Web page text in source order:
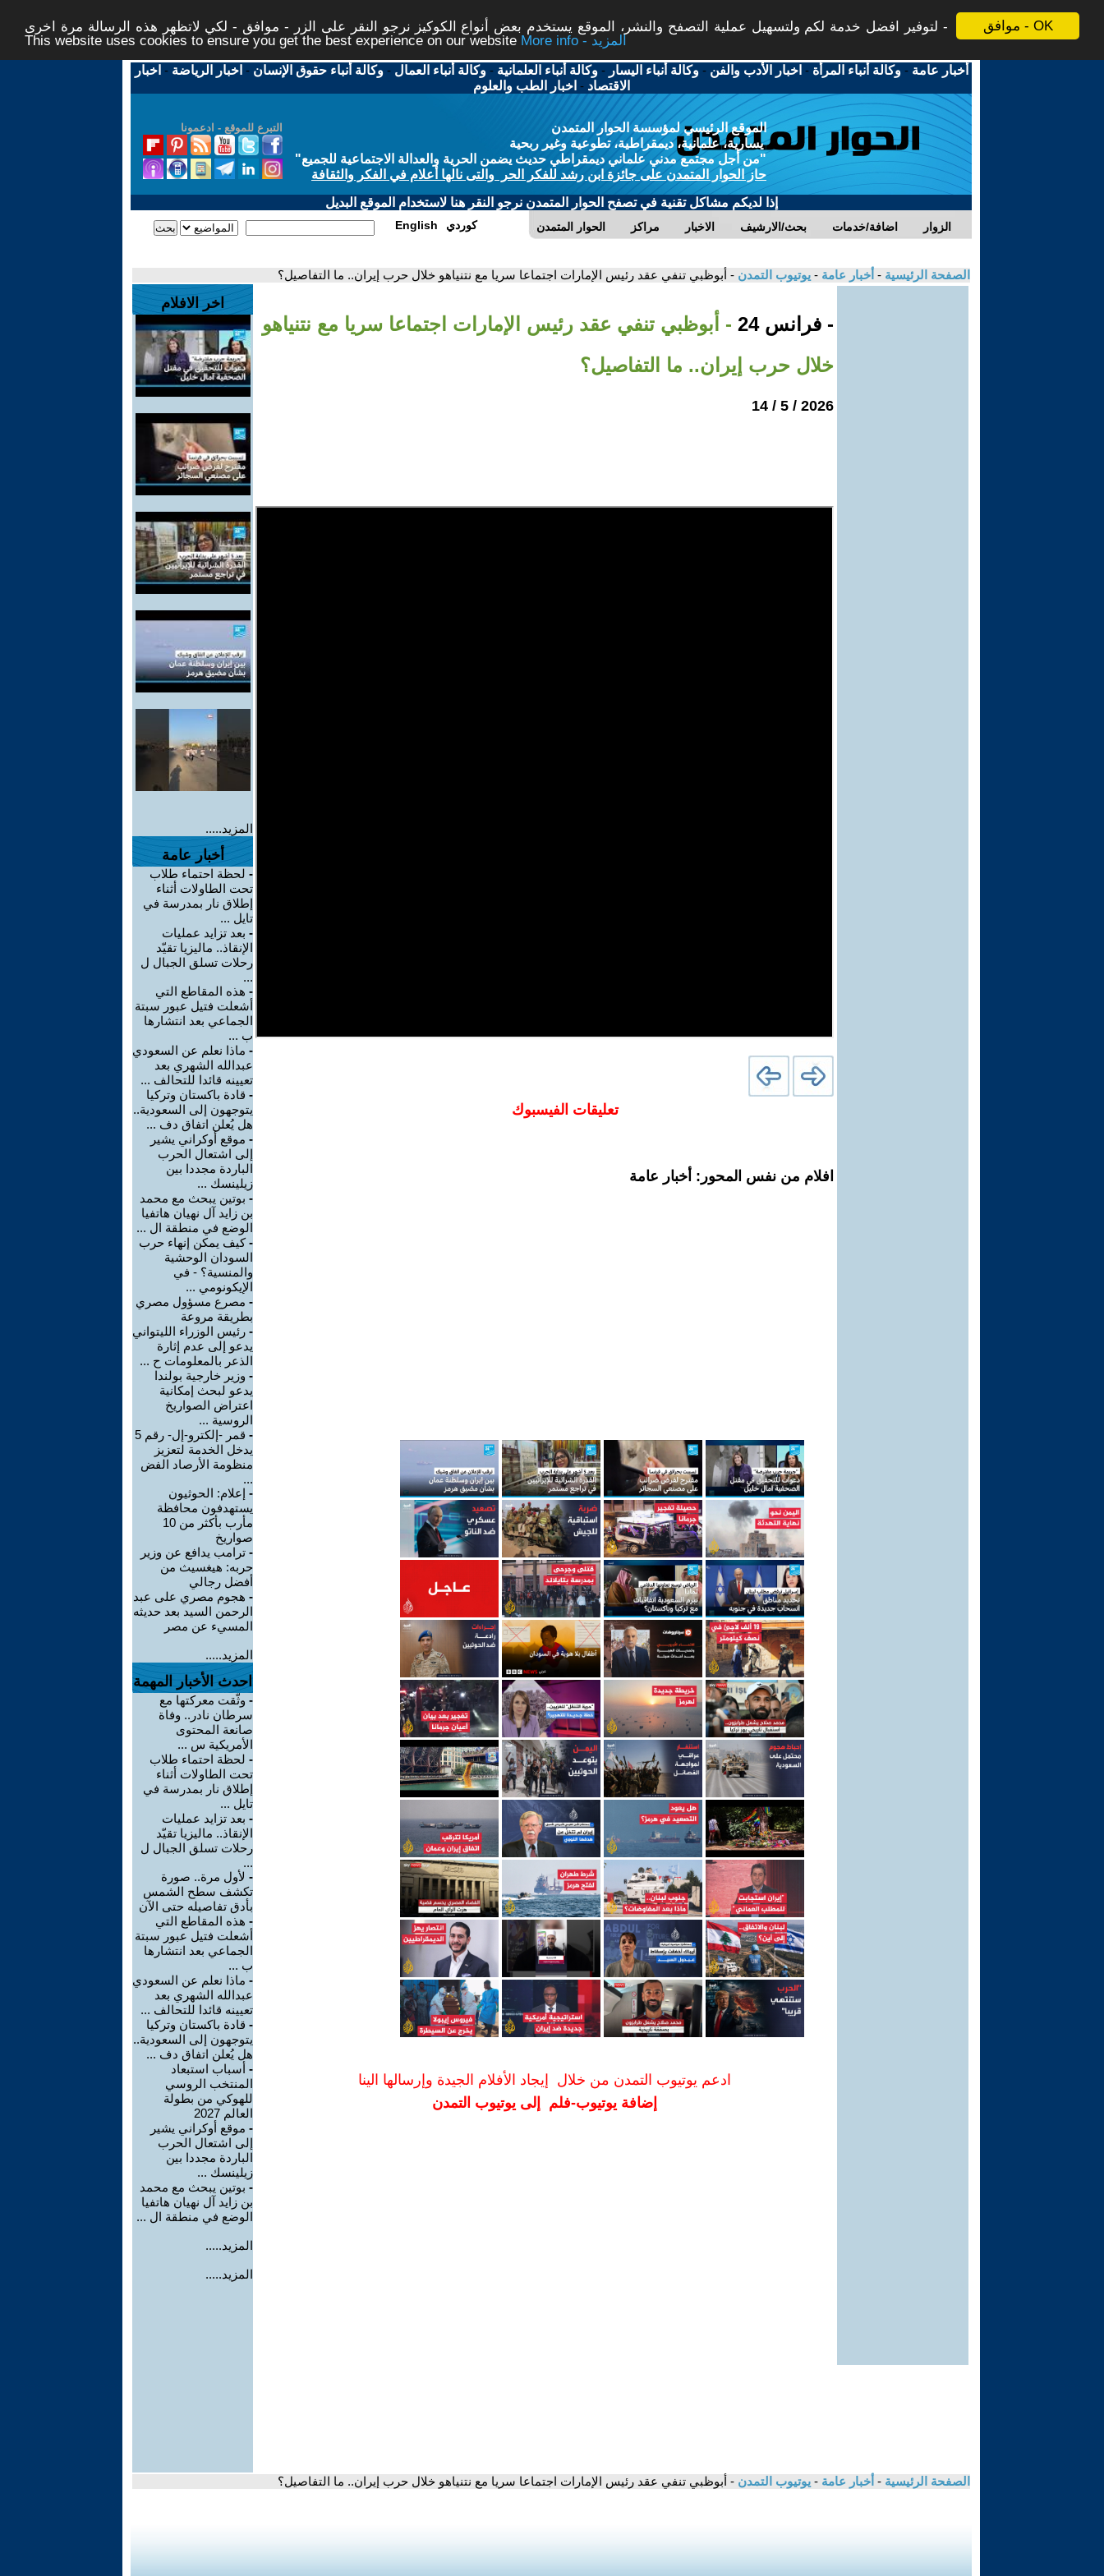
موافق - OK
لتوفير افضل خدمة لكم ولتسهيل عملية التصفح والنشر، الموقع يستخدم بعض أنواع الكوكيز نرجو النقر على الزر - موافق - لكي لاتظهر هذه الرسالة مرة اخرى -
This website uses cookies to ensure you get the best experience on our website
More info - المزيد
أخبار عامة -وكالة أنباء المرأة - اخبار الأدب والفن -وكالة أنباء اليسار -وكالة أنباء العلمانية -وكالة أنباء العمال -وكالة أنباء حقوق الإنسان - اخبار الرياضة - اخبار
الاقتصاد - اخبار الطب والعلوم
التبرع للموقع - ادعمونا
الموقع الرئيسي لمؤسسة الحوار المتمدن
يسارية، علمانية، ديمقراطية، تطوعية وغير ربحية
"من أجل مجتمع مدني علماني ديمقراطي حديث يضمن الحرية والعدالة الاجتماعية للجميع"
حاز الحوار المتمدن على جائزة ابن رشد للفكر الحر والتى نالها أعلام في الفكر والثقافة
إذا لديكم مشاكل تقنية في تصفح الحوار المتمدن نرجو النقر هنا لاستخدام الموقع البديل
الحوار المتمدن مراكز الاخبار بحث/الارشيف اضافة/خدمات الزوار English كوردي
الصفحة الرئيسية - أخبار عامة - يوتيوب التمدن - أبوظبي تنفي عقد رئيس الإمارات اجتماعا سريا مع نتنياهو خلال حرب إيران.. ما التفاصيل؟
- فرانس 24
- أبوظبي تنفي عقد رئيس الإمارات اجتماعا سريا مع نتنياهو
خلال حرب إيران.. ما التفاصيل؟
2026 / 5 / 14
تعليقات الفيسبوك
افلام من نفس المحور: أخبار عامة
ادعم يوتيوب التمدن من خلال إيجاد الأفلام الجيدة وإرسالها الينا
إضافة يوتيوب-فلم إلى يوتيوب التمدن
اخر الافلام
المزيد.....
أخبار عامة
- لحظة احتماء طلاب
تحت الطاولات أثناء
إطلاق نار بمدرسة في
تايل ...
- بعد تزايد عمليات
الإنقاذ.. ماليزيا تقيّد
رحلات تسلق الجبال ل
...
- هذه المقاطع التي
أشعلت فتيل عبور سبتة
الجماعي بعد انتشارها
ب ...
- ماذا نعلم عن السعودي
عبدالله الشهري بعد
تعيينه قائدا للتحالف ...
- قادة باكستان وتركيا
يتوجهون إلى السعودية..
هل يُعلن اتفاق دف ...
- موقع أوكراني يشير
إلى اشتعال الحرب
الباردة مجددا بين
زيلينسك ...
- بوتين يبحث مع محمد
بن زايد آل نهيان هاتفيا
الوضع في منطقة ال ...
-كيف يمكن إنهاء حرب
السودان الوحشية
والمنسية؟ - في
الإيكونومي ...
- مصرع مسؤول مصري
بطريقة مروعة
- رئيس الوزراء الليتواني
يدعو إلى عدم إثارة
الذعر بالمعلومات ح ...
- وزير خارجية بولندا
يدعو لبحث إمكانية
اعتراض الصواريخ
الروسية ...
-
قمر -إلكترو-إل- رقم 5
يدخل الخدمة لتعزيز
منظومة الأرصاد الفض
...
- إعلام: الحوثيون
يستهدفون محافظة
مأرب بأكثر من 10
صواريخ
- ترامب يدافع عن وزير
حربه: هيغسيث من
أفضل رجالي
- هجوم مصري على عبد
الرحمن السيد بعد حديثه
المسيء عن مصر
المزيد.....
احدث الأخبار المهمة
- وثّقت معركتها مع
سرطان نادر.. وفاة
صانعة المحتوى
الأمريكية س ...
- لحظة احتماء طلاب
تحت الطاولات أثناء
إطلاق نار بمدرسة في
تايل ...
- بعد تزايد عمليات
الإنقاذ.. ماليزيا تقيّد
رحلات تسلق الجبال ل
...
- لأول مرة.. صورة
تكشف سطح الشمس
بأدق تفاصيله حتى الآن
- هذه المقاطع التي
أشعلت فتيل عبور سبتة
الجماعي بعد انتشارها
ب ...
- ماذا نعلم عن السعودي
عبدالله الشهري بعد
تعيينه قائدا للتحالف ...
- قادة باكستان وتركيا
يتوجهون إلى السعودية..
هل يُعلن اتفاق دف ...
- أسباب استبعاد
المنتخب الروسي
للهوكي من بطولة
العالم 2027
- موقع أوكراني يشير
إلى اشتعال الحرب
الباردة مجددا بين
زيلينسك ...
- بوتين يبحث مع محمد
بن زايد آل نهيان هاتفيا
الوضع في منطقة ال ...
المزيد.....
المزيد.....
الصفحة الرئيسية - أخبار عامة - يوتيوب التمدن - أبوظبي تنفي عقد رئيس الإمارات اجتماعا سريا مع نتنياهو خلال حرب إيران.. ما التفاصيل؟